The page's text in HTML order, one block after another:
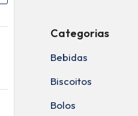
Categorias
Bebidas
Biscoitos
Bolos